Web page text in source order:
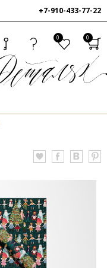
+7-910-433-77-22
0 0